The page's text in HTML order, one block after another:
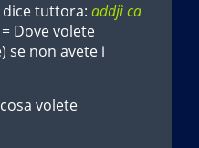
dice tuttora: addjì ca
Dove volete
se non avete i
volete